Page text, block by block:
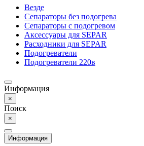
Везде
Сепараторы без подогрева
Сепараторы с подогревом
Аксессуары для SEPAR
Расходники для SEPAR
Подогреватели
Подогреватели 220в
Информация
×
Поиск
×
Информация